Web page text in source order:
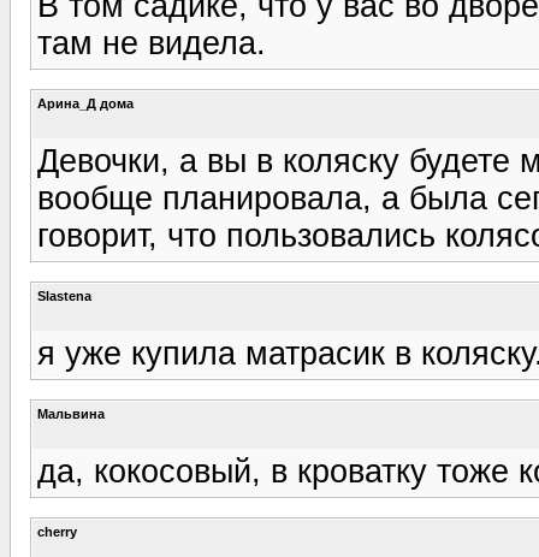
там не видела.
Арина_Д дома
Девочки, а вы в коляску будете
вообще планировала, а была
говорит, что пользовались
Slastena
я уже купила матрасик в
Мальвина
да, кокосовый, в кроватку тоже
cherry